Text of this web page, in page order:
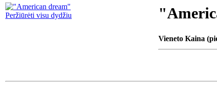
Peržiūrėti visu dydžiu
Vieneto Kaina